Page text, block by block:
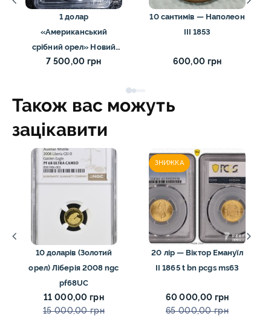
1 долар
«Американський
срібний орел» Новий
реверс (інвестиційна
7 500,00 грн
10 сантимів — Наполеон
III 1853
600,00 грн
Також вас можуть
зацікавити
10 доларів (Золотий
орел) Ліберія 2008 ngc
pf68UC
11 000,00 грн
15 000,00 грн
ЗНИЖКА
20 лір — Віктор Емануїл
II 1865 t bn pcgs ms63
60 000,00 грн
65 000,00 грн